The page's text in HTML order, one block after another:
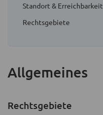
Standort & Erreichbarkeit
Rechtsgebiete
Allgemeines
Rechtsgebiete